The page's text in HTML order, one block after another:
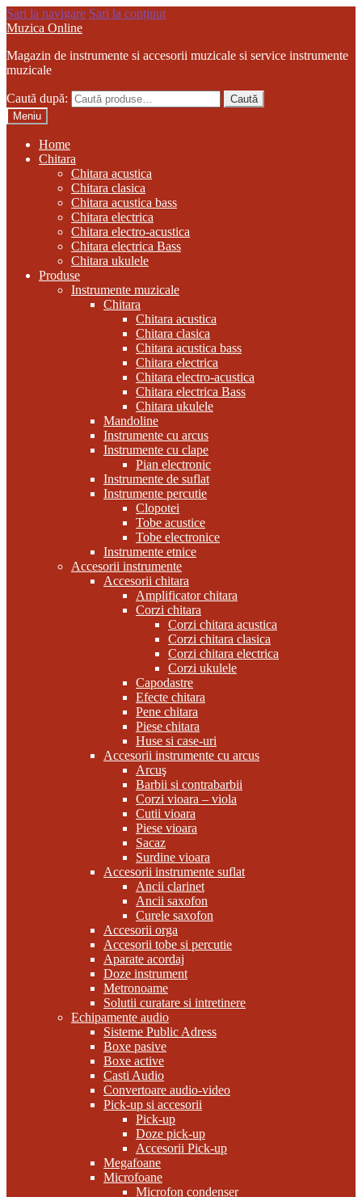
Sari la navigare Sari la conținut
Muzica Online
Magazin de instrumente si accesorii muzicale si service instrumente
muzicale
Caută după:
Caută
Meniu
Home
Chitara
Chitara acustica
Chitara clasica
Chitara acustica bass
Chitara electrica
Chitara electro-acustica
Chitara electrica Bass
Chitara ukulele
Produse
Instrumente muzicale
Chitara
Chitara acustica
Chitara clasica
Chitara acustica bass
Chitara electrica
Chitara electro-acustica
Chitara electrica Bass
Chitara ukulele
Mandoline
Instrumente cu arcus
Instrumente cu clape
Pian electronic
Instrumente de suflat
Instrumente percutie
Clopotei
Tobe acustice
Tobe electronice
Instrumente etnice
Accesorii instrumente
Accesorii chitara
Amplificator chitara
Corzi chitara
Corzi chitara acustica
Corzi chitara clasica
Corzi chitara electrica
Corzi ukulele
Capodastre
Efecte chitara
Pene chitara
Piese chitara
Huse si case-uri
Accesorii instrumente cu arcus
Arcuş
Barbii si contrabarbii
Corzi vioara – viola
Cutii vioara
Piese vioara
Sacaz
Surdine vioara
Accesorii instrumente suflat
Ancii clarinet
Ancii saxofon
Curele saxofon
Accesorii orga
Accesorii tobe si percutie
Aparate acordaj
Doze instrument
Metronoame
Solutii curatare si intretinere
Echipamente audio
Sisteme Public Adress
Boxe pasive
Boxe active
Casti Audio
Convertoare audio-video
Pick-up si accesorii
Pick-up
Doze pick-up
Accesorii Pick-up
Megafoane
Microfoane
Microfon condenser